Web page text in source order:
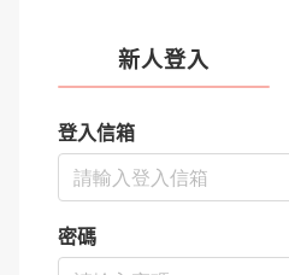
新人登入
登入信箱
密碼